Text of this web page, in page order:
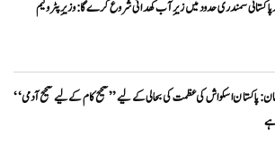
پاکستانی سمندری حدود میں زیرِ آب کھدائی شروع کرے گا: وزیرِ پٹرولیم
پاکستان اسکواش کی عظمت کی بحالی کے لیے ’’صحیح کام کے لیے صحیح آدمی‘‘